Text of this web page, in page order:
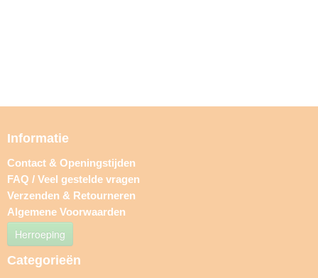
Informatie
Contact & Openingstijden
FAQ / Veel gestelde vragen
Verzenden & Retourneren
Algemene Voorwaarden
Herroeping
Categorieën